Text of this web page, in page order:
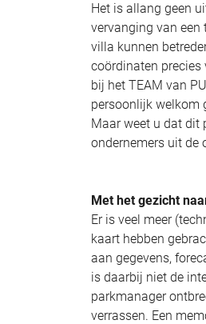
Het is allang geen
vervanging van een
villa kunnen
coördinaten
bij het TEAM van
persoonlijk welkom
Maar weet u dat dit
ondernemers uit de
Met het gezicht
Er is veel meer
kaart hebben
aan gegevens,
is daarbij niet de
parkmanager
verrassen. Een